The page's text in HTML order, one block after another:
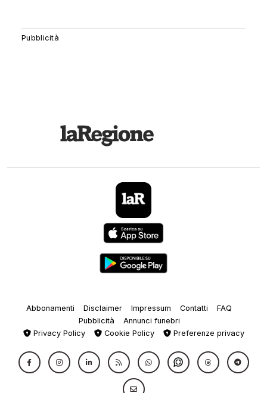
Abbonamenti Disclaimer Impressum Contatti
FAQ
Pubblicità
Annunci funebri
Privacy Policy
Cookie Policy Preferenze privacy